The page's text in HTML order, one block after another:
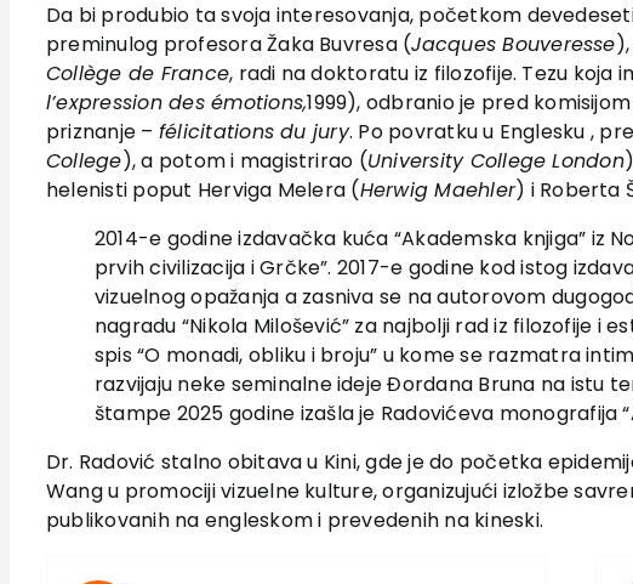
Da bi produbio ta svoja interesovanja, početkom
preminulog profesora Žaka Buvresa (Jacques Bouveresse
Collège de France, radi na doktoratu iz filozofije. Tezu koja
l’expression des émotions,1999), odbranio je pred
priznanje – félicitations du jury. Po povratku u Englesku ,
College), a potom i magistrirao (University College London
helenisti poput Herviga Melera (Herwig Maehler) i Roberta
2014-e godine izdavačka kuća “Akademska knjiga” iz
prvih civilizacija i Grčke”. 2017-e godine kod istog
vizuelnog opažanja a zasniva se na autorovom
nagradu “Nikola Milošević” za najbolji rad iz filozofije i
spis “O monadi, obliku i broju” u kome se razmatra
razvijaju neke seminalne ideje Đordana Bruna na istu
štampe 2025 godine izašla je Radovićeva monografija
Dr. Radović stalno obitava u Kini, gde je do početka
Wang u promociji vizuelne kulture, organizujući izložbe
publikovanih na engleskom i prevedenih na kineski.